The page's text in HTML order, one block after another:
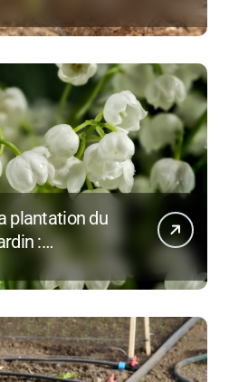
plantation du
:
astuces de